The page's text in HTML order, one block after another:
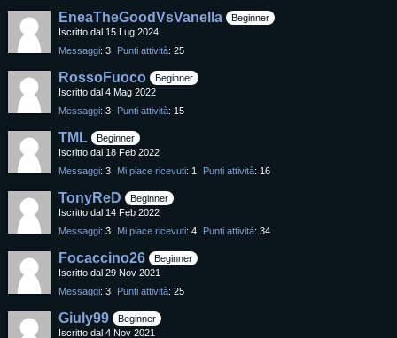
EneaTheGoodVsVanella
Beginner
Iscritto dal 15 Lug 2024
Messaggi 3 Punti attività 25
RossoFuoco
Beginner
Iscritto dal 4 Mag 2022
Messaggi 3 Punti attività 15
TML
Beginner
Iscritto dal 18 Feb 2022
Messaggi 3 Mi piace ricevuti 1 Punti attività 16
TonyReD
Beginner
Iscritto dal 14 Feb 2022
Messaggi 3 Mi piace ricevuti 4 Punti attività 34
Focaccino26
Beginner
Iscritto dal 29 Nov 2021
Messaggi 3 Punti attività 25
Giuly99
Beginner
Iscritto dal 4 Nov 2021